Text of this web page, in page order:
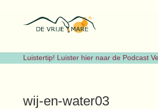
Luistertip! Luister hier naar de Podcast
wij-en-water03